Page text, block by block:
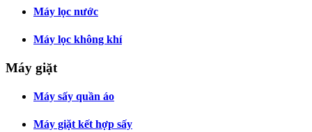
Máy lọc nước
Máy lọc không khí
Máy giặt
Máy sấy quần áo
Máy giặt kết hợp sấy